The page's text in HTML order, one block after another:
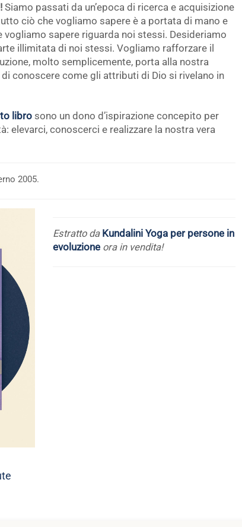
Siamo passati da un’epoca di ricerca e acquisizione
ciò che vogliamo sapere è a portata di mano e
sapere riguarda noi stessi. Desideriamo
illimitata di noi stessi. Vogliamo rafforzare il
molto semplicemente, porta alla nostra
conoscere come gli attributi di Dio si rivelano in
libro sono un dono d’ispirazione concepito per
elevarci, conoscerci e realizzare la nostra vera
2005.
Estratto da Kundalini Yoga per persone in
evoluzione ora in vendita!